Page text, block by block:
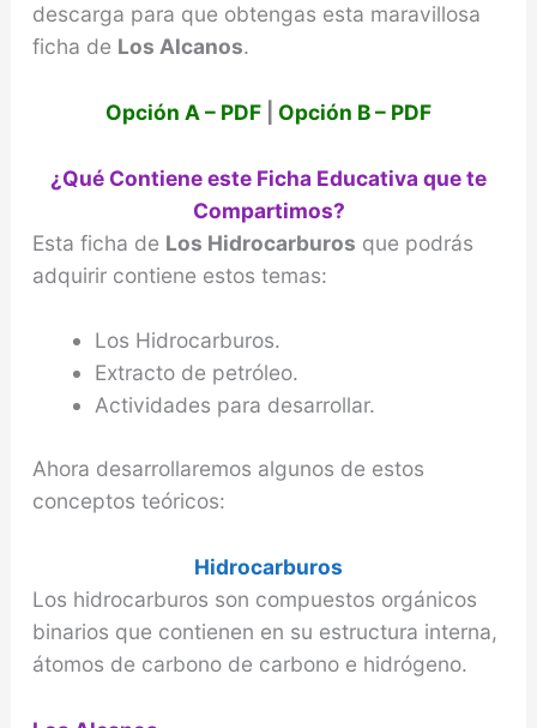
d
e
o
descarga para que obtengas esta maravillosa
ficha de Los Alcanos.
Opción A – PDF Opción B – PDF
¿Qué Contiene este Ficha Educativa que te
Compartimos?
Esta ficha de Los Hidrocarburos que podrás
adquirir contiene estos temas:
Los Hidrocarburos.
Extracto de petróleo.
Actividades para desarrollar.
Ahora desarrollaremos algunos de estos
conceptos teóricos:
Hidrocarburos
Los hidrocarburos son compuestos orgánicos
binarios que contienen en su estructura interna,
átomos de carbono de carbono e hidrógeno.